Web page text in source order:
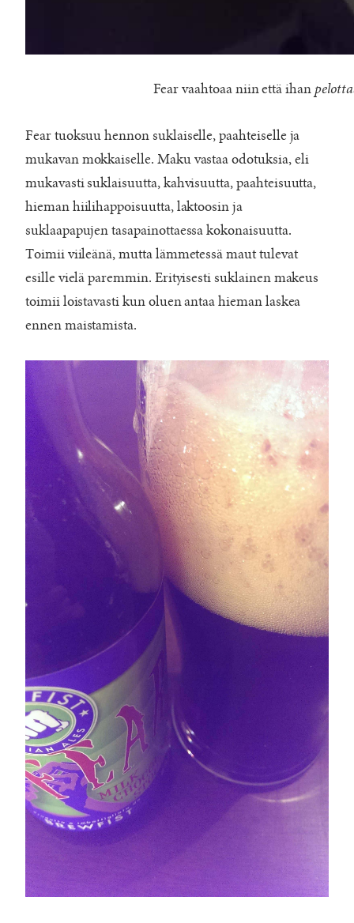
Fear vaahtoaa niin että ihan
Fear tuoksuu hennon suklaiselle, paahteiselle ja
mukavan mokkaiselle. Maku vastaa odotuksia, eli
mukavasti suklaisuutta, kahvisuutta, paahteisuutta,
hieman hiilihappoisuutta, laktoosin ja
suklaapapujen tasapainottaessa kokonaisuutta.
Toimii viileänä, mutta lämmetessä maut tulevat
esille vielä paremmin. Erityisesti suklainen makeus
toimii loistavasti kun oluen antaa hieman laskea
ennen maistamista.